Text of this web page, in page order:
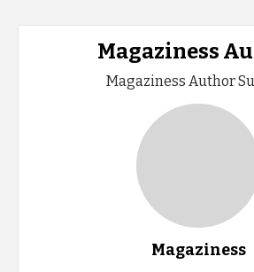
Magaziness
Magaziness Author
Magaziness